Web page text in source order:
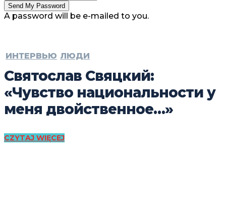
A password will be e-mailed to you.
ИНТЕРВЬЮ ЛЮДИ
Святослав Свяцкий:
«Чувство национальности у
меня двойственное…»
CZYTAJ WIĘCEJ